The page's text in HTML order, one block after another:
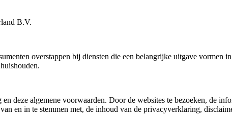
B.V.
overstappen bij diensten die een belangrijke uitgave vormen
deze algemene voorwaarden. Door de websites te bezoeken, de
en in te stemmen met, de inhoud van de privacyverklaring,